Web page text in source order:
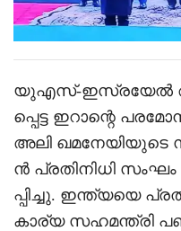
യുഎസ്-ഇസ്രയേൽ
പ്പെട്ട ഇറാന്റെ
അലി ഖമനേയിയുടെ
ൻ പ്രതിനിധി
പ്പിച്ചു. ഇന്ത്യയെ
കാര്യ സഹമന്ത്രി